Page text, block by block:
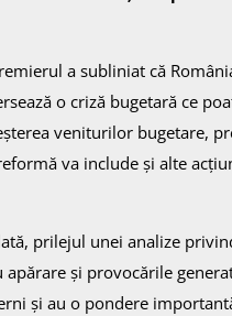
a subliniat că
o criză bugetară ce
veniturilor bugetare,
va include și alte
prilejul unei analize
și provocările
și au o pondere